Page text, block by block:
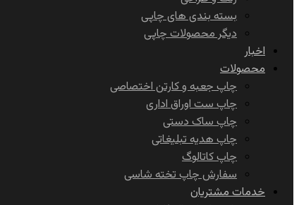
بسته بندی های چاپی
دیگر محصولات چاپی
اخبار
محصولات
چاپ جعبه و کارتن اختصاصی
چاپ ست اوراق اداری
چاپ ساک دستی
چاپ هدیه تبلیغاتی
چاپ کاتالوگ
سفارش چاپ تخته شاسی
خدمات مشتریان